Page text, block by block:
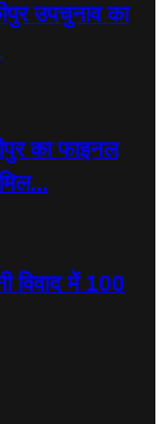
उपचुनाव का
का फाइनल
विवाद में 100